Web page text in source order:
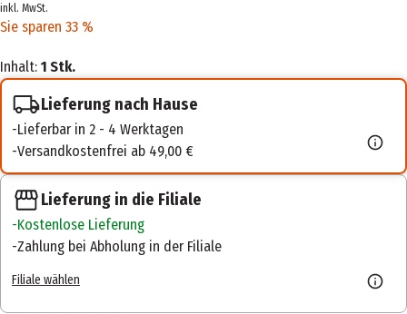
inkl. MwSt.
Sie sparen 33 %
Inhalt: 1 Stk.
Lieferung nach Hause
Lieferbar in 2 - 4 Werktagen
Versandkostenfrei ab 49,00 €
Lieferung in die Filiale
Kostenlose Lieferung
Zahlung bei Abholung in der Filiale
Filiale wählen